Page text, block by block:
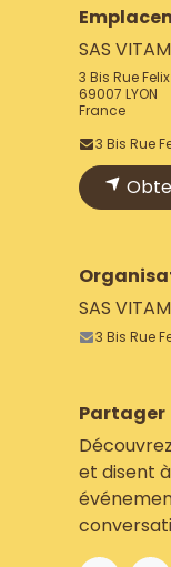
SAS
3 Bis Rue
69007 LYON
France
3 Bis Rue
SAS
3 Bis Rue
Partager
et disent